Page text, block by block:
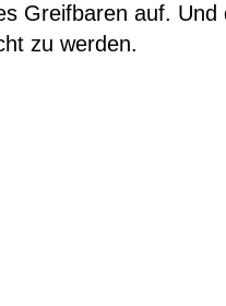
Greifbaren auf.
zu werden.